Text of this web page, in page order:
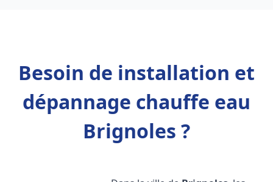
Besoin de installation et
dépannage chauffe eau
Brignoles ?